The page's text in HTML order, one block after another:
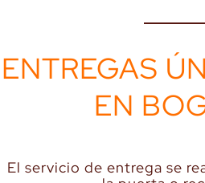
ENTREGAS
EN
El servicio de entrega se